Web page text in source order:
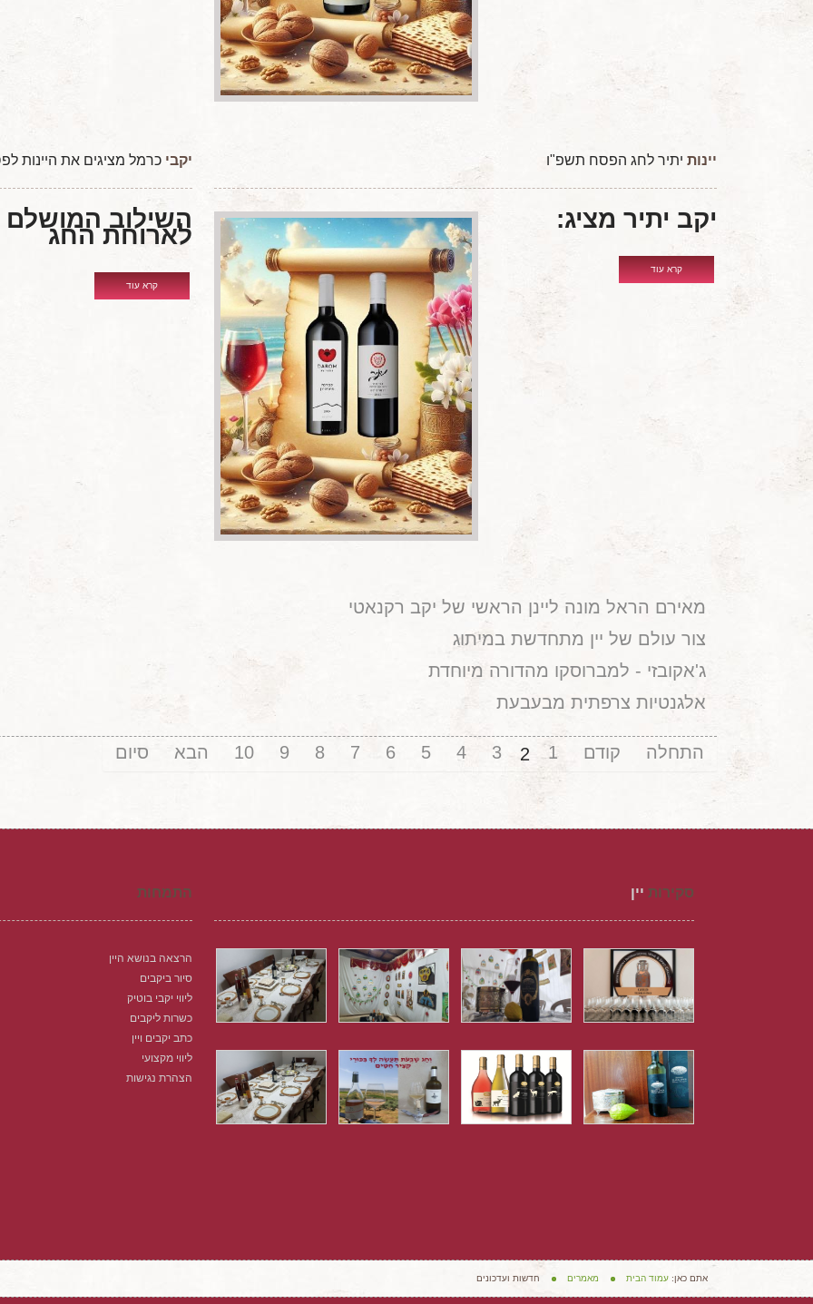
יינות יתיר לחג הפסח תשפ"ו
יקב יתיר מציג:
קרא עוד
יקבי כרמל מציגים את היינות לפסח
השילוב המושלם
לארוחת החג
קרא עוד
מאירם הראל מונה ליינן הראשי של יקב רקנאטי
צור עולם של יין מתחדשת במיתוג
ג'אקובזי - למברוסקו מהדורה מיוחדת
אלגנטיות צרפתית מבעבעת
התחלה קודם 1
2
3
4
5
6
7
8
9
10 הבא סיום
סקירות יין התמחות
הרצאה בנושא היין
סיור ביקבים
ליווי יקבי בוטיק
כשרות ליקבים
כתב יקבים ויין
ליווי מקצועי
הצהרת נגישות
אתם כאן: עמוד הבית מאמרים חדשות ועדכונים